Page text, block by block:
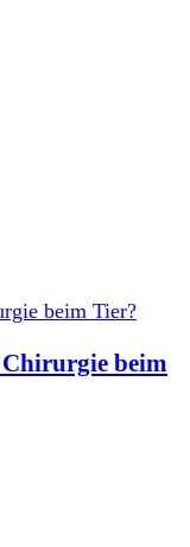
beim